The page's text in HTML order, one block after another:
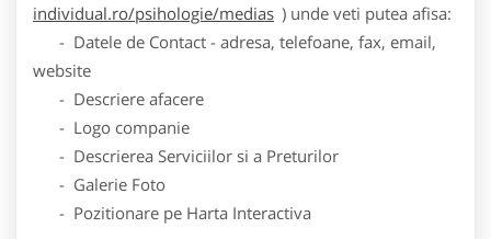
individual.ro/psihologie/medias ) unde veti putea afisa:
- Datele de Contact - adresa, telefoane, fax, email,
website
- Descriere afacere
- Logo companie
- Descrierea Serviciilor si a Preturilor
- Galerie Foto
- Pozitionare pe Harta Interactiva